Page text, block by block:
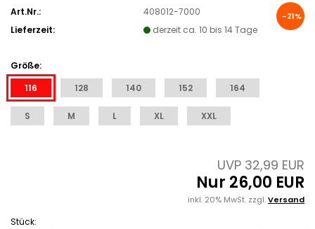
-21%
Art.Nr.:
408012-7000
Lieferzeit:
derzeit ca. 10 bis 14 Tage
Größe:
116
128 140 152 164
S M L XL XXL
UVP 32,99 EUR
Nur 26,00 EUR
inkl. 20% MwSt. zzgl.Versand
Stück: